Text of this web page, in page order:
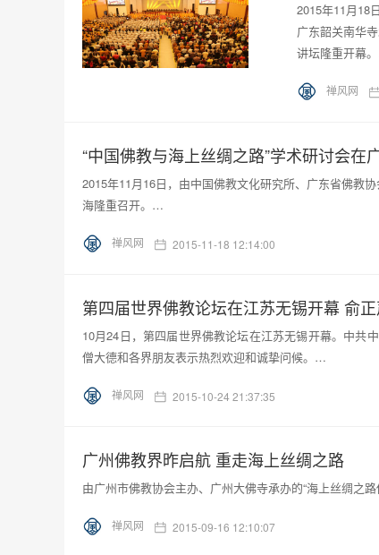
2015年11月18
广东韶关南华
讲坛隆重开幕
禅风网
“中国佛教与海上丝绸之路”学术研讨会在
2015年11月16日，由中国佛教文化研究所、广东省佛教
海隆重召开。…
禅风网 2015-11-18 12:14:00
第四届世界佛教论坛在江苏无锡开幕 俞
10月24日，第四届世界佛教论坛在江苏无锡开幕。中共
僧大德和各界朋友表示热烈欢迎和诚挚问候。…
禅风网 2015-10-24 21:37:35
广州佛教界昨启航 重走海上丝绸之路
由广州市佛教协会主办、广州大佛寺承办的“海上丝绸之
禅风网 2015-09-16 12:10:07